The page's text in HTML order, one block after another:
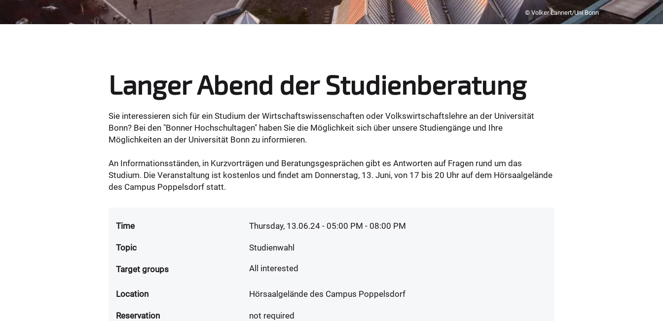
© Volker Lannert/Uni Bonn
Langer Abend der Studienberatung
Sie interessieren sich für ein Studium der Wirtschaftswissenschaften oder Volkswirtschaftslehre an der Universität
Bonn? Bei den "Bonner Hochschultagen" haben Sie die Möglichkeit sich über unsere Studiengänge und Ihre
Möglichkeiten an der Universität Bonn zu informieren.
An Informationsständen, in Kurzvorträgen und Beratungsgesprächen gibt es Antworten auf Fragen rund um das
Studium. Die Veranstaltung ist kostenlos und findet am Donnerstag, 13. Juni, von 17 bis 20 Uhr auf dem Hörsaalgelände
des Campus Poppelsdorf statt.
Time Thursday, 13.06.24 - 05:00 PM - 08:00 PM
Topic Studienwahl
Target groups All interested
Location Hörsaalgelände des Campus Poppelsdorf
Reservation not required